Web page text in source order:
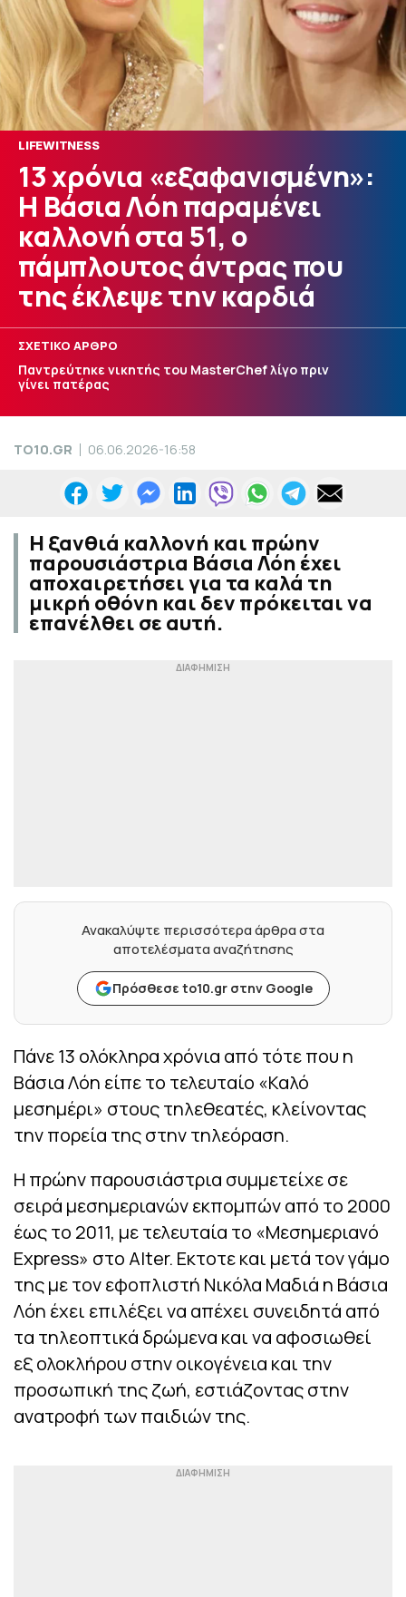
LIFEWITNESS
13 χρόνια «εξαφανıσμένη»:
Η Βάσια Λόη παραμένει
καλλονή στα 51, ο
πάμπλουτος άντρας που
της έκλεψε την καρδιά
ΣΧΕΤΙΚΟ ΑΡΘΡΟ
Παντρεύτηκε νικητής του MasterChef λίγο πριν
γίνει πατέρας
TO10.GR 06.06.2026-16:58
Η ξανθιά καλλονή και πρώην
παρουσιάστρια Βάσια Λόη έχει
αποχαιρετήσει για τα καλά τη
μικρή οθόνη και δεν πρόκειται να
επανέλθει σε αυτή.
Ανακαλύψτε περισσότερα άρθρα στα
αποτελέσματα αναζήτησης
Πρόσθεσε to10.gr στην Google
Πάνε 13 ολόκληρα χρόνια από τότε που η
Βάσια Λόη είπε το τελευταίο «Καλό
μεσημέρι» στους τηλεθεατές, κλείνοντας
την πορεία της στην τηλεόραση.
Η πρώην παρουσιάστρια συμμετείχε σε
σειρά μεσημεριανών εκπομπών από το 2000
έως το 2011, με τελευταία το «Μεσημεριανό
Express» στο Alter. Εκτοτε και μετά τον γάμο
της με τον εφοπλιστή Νικόλα Μαδιά η Βάσια
Λόη έχει επιλέξει να απέχει συνειδητά από
τα τηλεοπτικά δρώμενα και να αφοσιωθεί
εξ ολοκλήρου στην οικογένεια και την
προσωπική της ζωή, εστιάζοντας στην
ανατροφή των παιδιών της.